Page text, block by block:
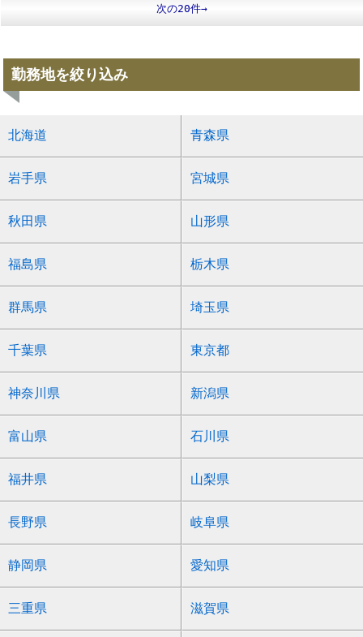
次の20件→
勤務地を絞り込み
北海道 青森県
岩手県 宮城県
秋田県 山形県
福島県 栃木県
群馬県 埼玉県
千葉県 東京都
神奈川県 新潟県
富山県 石川県
福井県 山梨県
長野県 岐阜県
静岡県 愛知県
三重県 滋賀県